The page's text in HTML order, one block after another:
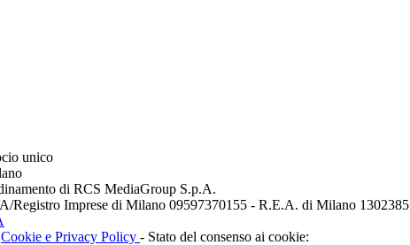
unico
di RCS MediaGroup S.p.A.
Registro Imprese di Milano 09597370155 - R.E.A. di Milano 1302385
Cookie e Privacy Policy - Stato del consenso ai cookie: